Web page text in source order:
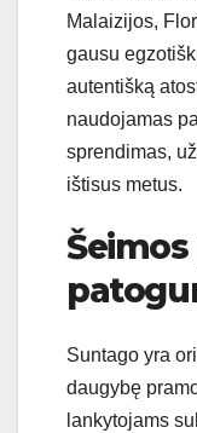
Malaizijos,
gausu
autentišką
naudojamas
sprendimas,
ištisus metus.
Suntago yra
daugybę
lankytojams